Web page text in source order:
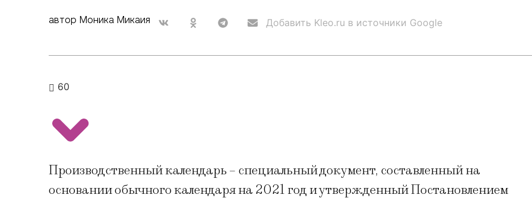
автор Моника Микаия Добавить Kleo.ru в источники Google
60
Производственный календарь – специальный документ, составленный на
основании обычного календаря на 2021 год и утвержденный Постановлением